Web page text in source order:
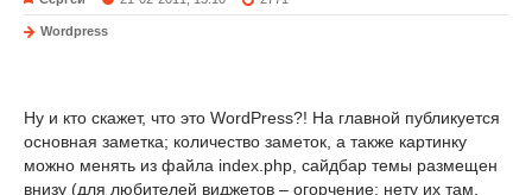
Wordpress
Ну и кто скажет, что это WordPress?! На главной публикуется
основная заметка; количество заметок, а также картинку
можно менять из файла index.php, сайдбар темы размещен
внизу (для любителей виджетов – огорчение: нету их там,